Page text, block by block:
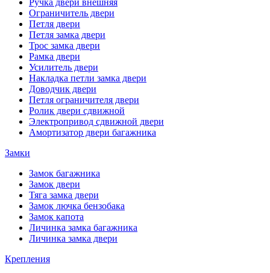
Ограничитель двери
Петля двери
Петля замка двери
Трос замка двери
Рамка двери
Усилитель двери
Накладка петли замка двери
Доводчик двери
Петля ограничителя двери
Ролик двери сдвижной
Электропривод сдвижной двери
Амортизатор двери багажника
Замки
Замок багажника
Замок двери
Тяга замка двери
Замок лючка бензобака
Замок капота
Личинка замка багажника
Личинка замка двери
Крепления